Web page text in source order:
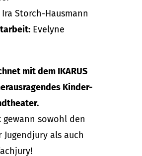
Ira Storch-Hausmann
Evelyne
mit dem IKARUS
Kinder-
gewann sowohl den
Jugendjury als auch